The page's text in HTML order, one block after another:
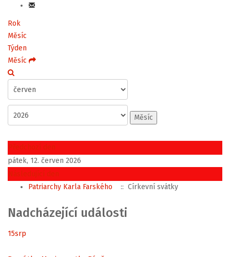
Rok
Měsíc
Týden
Měsíc
Měsíc
Předchozí den
pátek, 12. červen 2026
Následující den
Patriarchy Karla Farského
:: Církevní svátky
Nadcházející události
15srp